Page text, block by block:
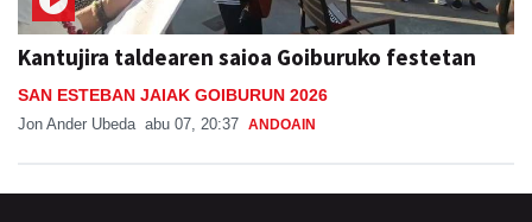
Kantujira taldearen saioa Goiburuko festetan
SAN ESTEBAN JAIAK GOIBURUN 2026
Jon Ander Ubeda abu 07, 20:37 ANDOAIN